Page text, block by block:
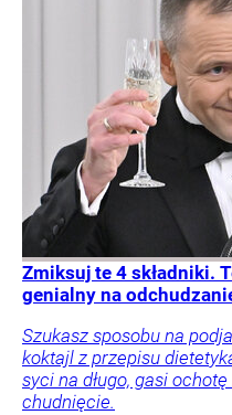
Zmiksuj te 4 składniki.
genialny na
Szukasz sposobu na
koktajl z przepisu
syci na długo, gasi ochotę
chudnięcie.